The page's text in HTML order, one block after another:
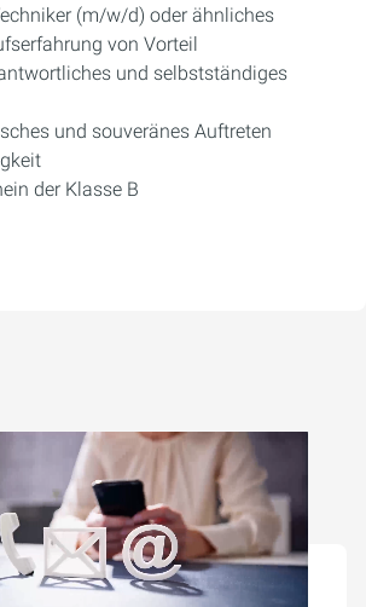
(m/w/d) oder ähnliches
von Vorteil
und selbstständiges
und souveränes Auftreten
der Klasse B